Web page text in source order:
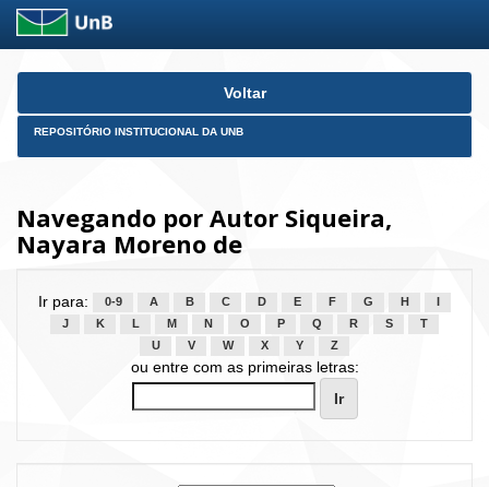
Skip
Voltar
REPOSITÓRIO INSTITUCIONAL DA UNB
Navegando por Autor Siqueira,
Nayara Moreno de
Ir para: 0-9 A B C D E F G H
J
K L M N O P Q R S
T
U
V W X Y Z
ou entre com as primeiras letras: